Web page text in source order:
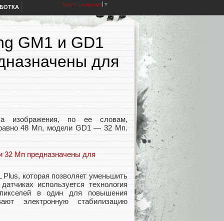
Select Language ▼
GM1 и GD1
для
изображения, по ее словам,
48 Мп, модели GD1 — 32 Мп.
которая позволяет уменьшить
используется технология
в один для повышения
электронную стабилизацию